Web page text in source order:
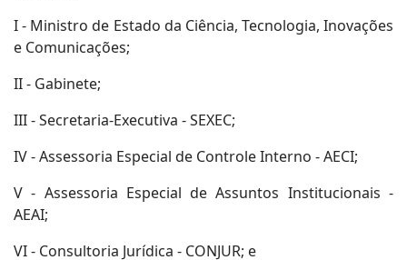
I - Ministro de Estado da Ciência, Tecnologia, Inovações
e Comunicações;
II - Gabinete;
III - Secretaria-Executiva - SEXEC;
IV - Assessoria Especial de Controle Interno - AECI;
V - Assessoria Especial de Assuntos Institucionais -
AEAI;
VI - Consultoria Jurídica - CONJUR; e